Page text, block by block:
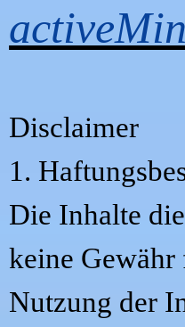
Disclaimer
1.
Die Inhalte
keine
Nutzung der